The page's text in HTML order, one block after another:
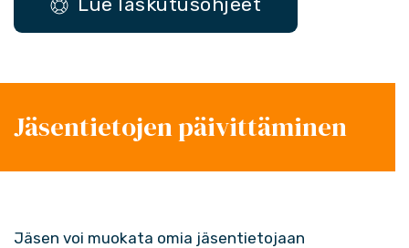
Jäsentietojen päivittäminen
Jäsen voi muokata omia jäsentietojaan